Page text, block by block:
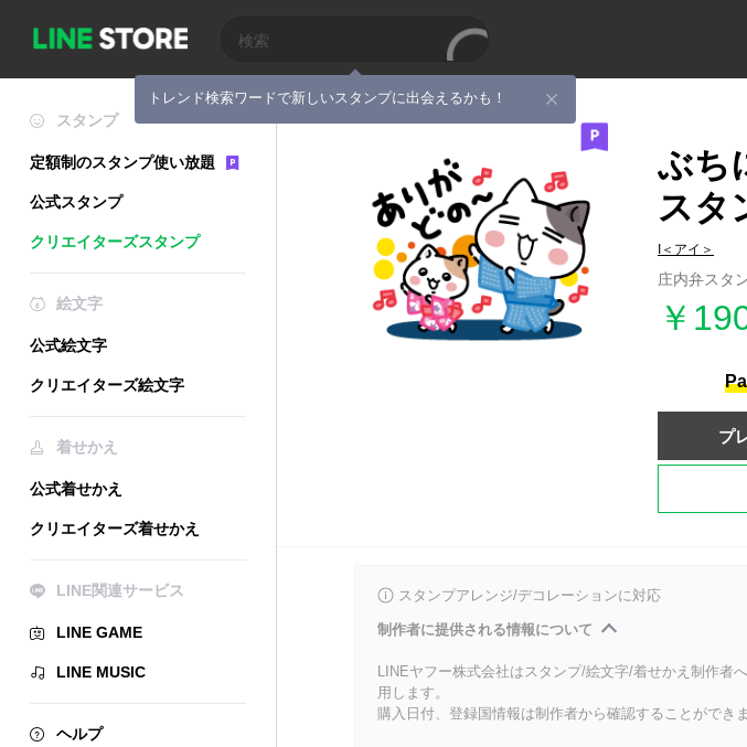
トレンド検索ワードで新しいスタンプに出会えるかも！
スタンプ
定額制のスタンプ使い放題
公式スタンプ
クリエイターズスタンプ
絵文字
公式絵文字
クリエイターズ絵文字
着せかえ
公式着せかえ
クリエイターズ着せかえ
LINE関連サービス
LINE GAME
LINE MUSIC
ヘルプ
ぶち
スタ
I＜アイ＞
庄内弁スタ
￥
プ
スタンプアレンジ/デコレーションに対応
制作者に提供される情報について
LINEヤフー株式会社はスタンプ/絵文字/着せかえ制作者
用します。
購入日付、登録国情報は制作者から確認することができ